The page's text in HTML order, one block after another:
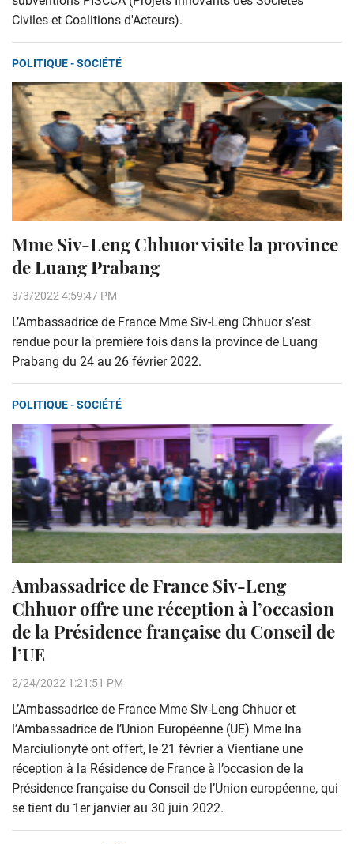
Civiles et Coalitions d'Acteurs).
POLITIQUE - SOCIÉTÉ
Mme Siv-Leng Chhuor visite la province
de Luang Prabang
3/3/2022 4:59:47 PM
L’Ambassadrice de France Mme Siv-Leng Chhuor s’est
rendue pour la première fois dans la province de Luang
Prabang du 24 au 26 février 2022.
POLITIQUE - SOCIÉTÉ
Ambassadrice de France Siv-Leng
Chhuor offre une réception à l’occasion
de la Présidence française du Conseil de
l’UE
2/24/2022 1:21:51 PM
L’Ambassadrice de France Mme Siv-Leng Chhuor et
l’Ambassadrice de l’Union Européenne (UE) Mme Ina
Marciulionyté ont offert, le 21 février à Vientiane une
réception à la Résidence de France à l’occasion de la
Présidence française du Conseil de l’Union européenne, qui
se tient du 1er janvier au 30 juin 2022.